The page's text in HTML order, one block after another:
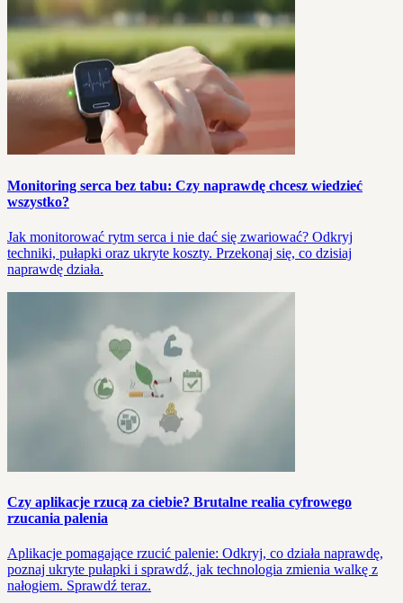
Monitoring serca bez tabu: Czy naprawdę chcesz wiedzieć
wszystko?
Jak monitorować rytm serca i nie dać się zwariować? Odkryj
techniki, pułapki oraz ukryte koszty. Przekonaj się, co dzisiaj
naprawdę działa.
Czy aplikacje rzucą za ciebie? Brutalne realia cyfrowego
rzucania palenia
Aplikacje pomagające rzucić palenie: Odkryj, co działa naprawdę,
poznaj ukryte pułapki i sprawdź, jak technologia zmienia walkę z
nałogiem. Sprawdź teraz.